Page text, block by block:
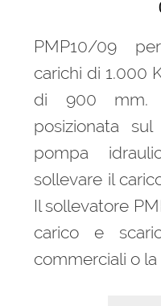
PMP10/09
carichi di 1.000
di 900 mm.
posizionata
pompa
sollevare il
Il sollevatore
carico e
commerciali o